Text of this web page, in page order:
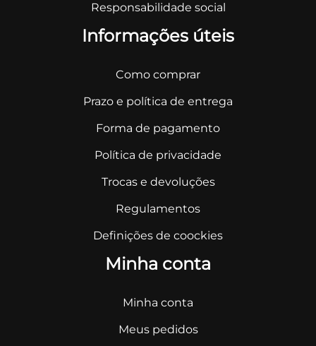
Responsabilidade social
Informações úteis
Como comprar
Prazo e política de entrega
Forma de pagamento
Política de privacidade
Trocas e devoluções
Regulamentos
Definições de coockies
Minha conta
Minha conta
Meus pedidos